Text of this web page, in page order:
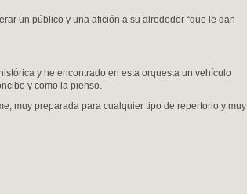
un público y una afición a su alrededor “que le dan
y he encontrado en esta orquesta un vehículo
y como la pienso.
muy preparada para cualquier tipo de repertorio y muy